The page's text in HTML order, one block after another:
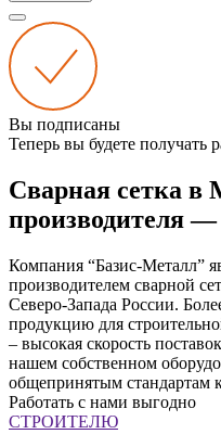
Вы подписаны
Теперь вы будете получать
Сварная сетка в
производителя
Компания “Базис-Металл”
производителем сварной
Северо-Запада России.
продукцию для
– высокая скорость
нашем собственном
общепринятым стандартам
Работать с нами выгодно
СТРОИТЕЛЮ